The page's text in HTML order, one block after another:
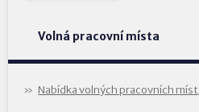
Volná pracovní místa
Nabídka volných pracovních míst